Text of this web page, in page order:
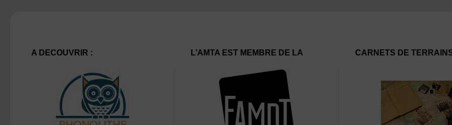
A DECOUVRIR : L’AMTA EST MEMBRE DE LA CARNETS DE